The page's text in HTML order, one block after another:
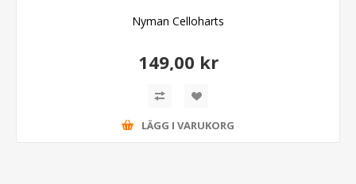
Nyman Celloharts
149,00 kr
LÄGG I VARUKORG